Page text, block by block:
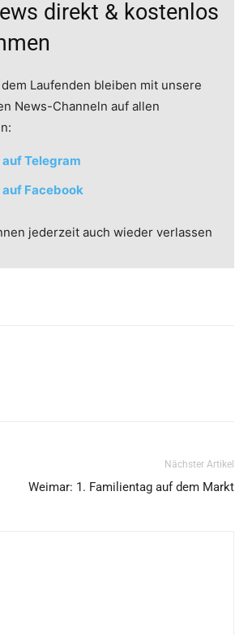
direkt & kostenlos
Laufenden bleiben mit unsere
News-Channeln auf allen
Telegram
Facebook
jederzeit auch wieder verlassen
Nächster Artikel
Weimar: 1. Familientag auf dem Markt